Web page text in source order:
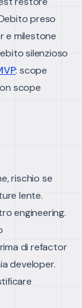
preso
e milestone
silenzioso
: scope
scope
rischio se
lente.
engineering.
di refactor
developer.